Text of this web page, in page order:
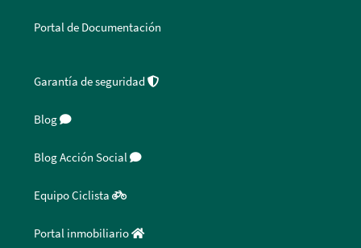
Portal de Documentación
Garantía de seguridad
Blog
Blog Acción Social
Equipo Ciclista
Portal inmobiliario